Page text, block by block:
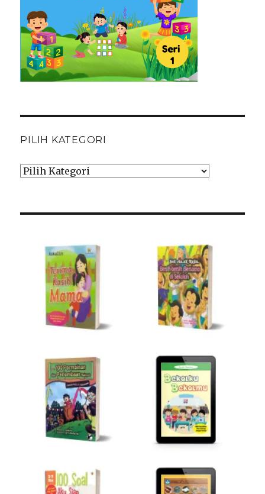
PILIH KATEGORI
Pilih